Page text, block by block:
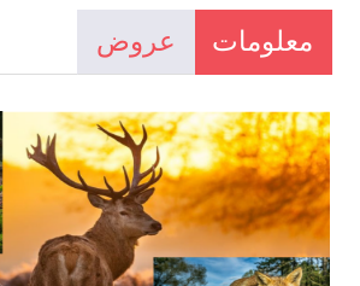
معلومات عروض